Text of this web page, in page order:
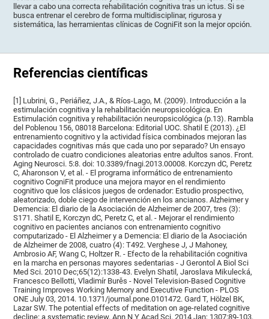
llevar a cabo una correcta rehabilitación cognitiva tras un ictus. Si se
busca entrenar el cerebro de forma multidisciplinar, rigurosa y
sistemática, las herramientas clínicas de CogniFit son la mejor opción.
Referencias científicas
[1] Lubrini, G., Periáñez, J.A., & Ríos-Lago, M. (2009). Introducción a la
estimulación cognitiva y la rehabilitación neuropsicológica. En
Estimulación cognitiva y rehabilitación neuropsicológica (p.13). Rambla
del Poblenou 156, 08018 Barcelona: Editorial UOC. Shatil E (2013). ¿El
entrenamiento cognitivo y la actividad física combinados mejoran las
capacidades cognitivas más que cada uno por separado? Un ensayo
controlado de cuatro condiciones aleatorias entre adultos sanos. Front.
Aging Neurosci. 5:8. doi: 10.3389/fnagi.2013.00008. Korczyn dC, Peretz
C, Aharonson V, et al. - El programa informático de entrenamiento
cognitivo CogniFit produce una mejora mayor en el rendimiento
cognitivo que los clásicos juegos de ordenador: Estudio prospectivo,
aleatorizado, doble ciego de intervención en los ancianos. Alzheimer y
Demencia: El diario de la Asociación de Alzheimer de 2007, tres (3):
S171. Shatil E, Korczyn dC, Peretz C, et al. - Mejorar el rendimiento
cognitivo en pacientes ancianos con entrenamiento cognitivo
computarizado - El Alzheimer y a Demencia: El diario de la Asociación
de Alzheimer de 2008, cuatro (4): T492. Verghese J, J Mahoney,
Ambrosio AF, Wang C, Holtzer R. - Efecto de la rehabilitación cognitiva
en la marcha en personas mayores sedentarias - J Gerontol A Biol Sci
Med Sci. 2010 Dec;65(12):1338-43. Evelyn Shatil, Jaroslava Mikulecká,
Francesco Bellotti, Vladimír Burěs - Novel Television-Based Cognitive
Training Improves Working Memory and Executive Function - PLOS
ONE July 03, 2014. 10.1371/journal.pone.0101472. Gard T, Hölzel BK,
Lazar SW. The potential effects of meditation on age-related cognitive
decline: a systematic review. Ann N Y Acad Sci. 2014 Jan; 1307:89-103.